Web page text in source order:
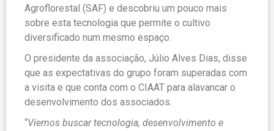
Agroflorestal (SAF) e descobriu um pouco mais
sobre esta tecnologia que permite o cultivo
diversificado num mesmo espaço.
O presidente da associação, Júlio Alves Dias, disse
que as expectativas do grupo foram superadas com
a visita e que conta com o CIAAT para alavancar o
desenvolvimento dos associados.
“Viemos buscar tecnologia, desenvolvimento e